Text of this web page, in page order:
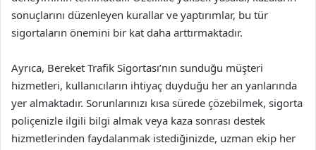
sonuçlarını düzenleyen kurallar ve yaptırımlar, bu tür
sigortaların önemini bir kat daha arttırmaktadır.
Ayrıca, Bereket Trafik Sigortası’nın sunduğu müşteri
hizmetleri, kullanıcıların ihtiyaç duyduğu her an yanlarında
yer almaktadır. Sorunlarınızı kısa sürede çözebilmek, sigorta
poliçenizle ilgili bilgi almak veya kaza sonrası destek
hizmetlerinden faydalanmak istediğinizde, uzman ekip her